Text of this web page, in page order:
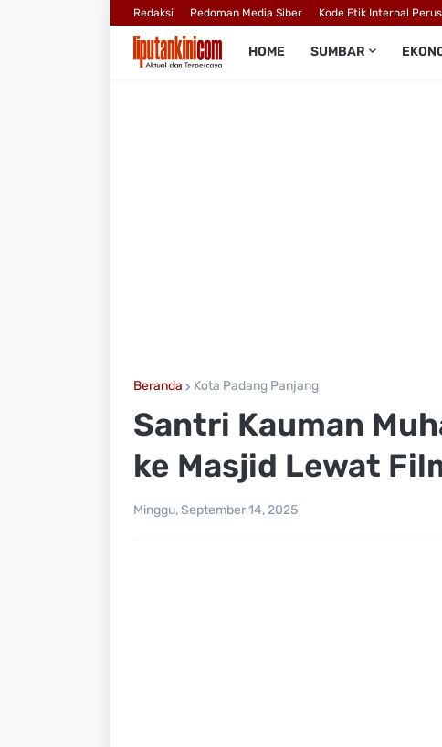
Redaksi Pedoman Media Siber Kode Etik Internal
HOME SUMBAR
Beranda Kota Padang Panjang
Santri Kauman
ke Masjid Lewat
Minggu, September 14, 2025